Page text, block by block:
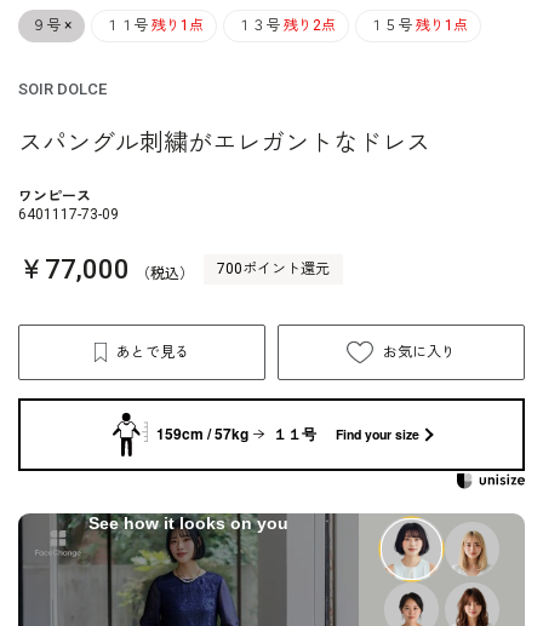
９号 × １１号 残り1点 １３号 残り2点 １５号 残り1点
SOIR DOLCE
スパングル刺繍がエレガントなドレス
ワンピース
6401117-73-09
￥77,000 （税込） 700ポイント還元
あとで見る お気に入り
159cm / 57kg １１号 Find your size
See how it looks on you